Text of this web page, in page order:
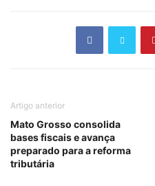
Artigo anterior
Mato Grosso consolida
bases fiscais e avança
preparado para a reforma
tributária